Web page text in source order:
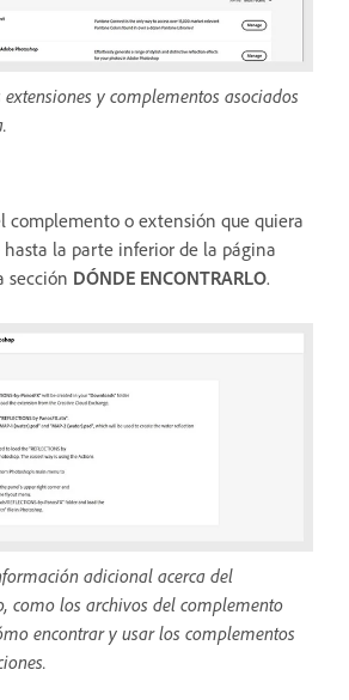
extensiones y complementos asociados
complemento o extensión que quiera
hasta la parte inferior de la página
sección DÓNDE ENCONTRARLO.
adicional acerca del
como los archivos del complemento
encontrar y usar los complementos